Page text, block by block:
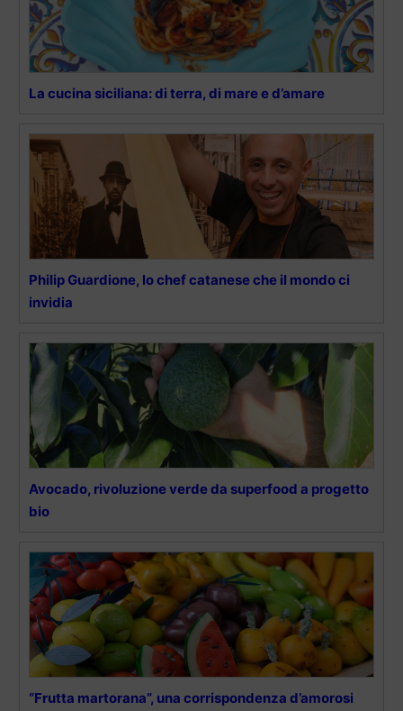
La cucina siciliana: di terra, di mare e d’amare
Philip Guardione, lo chef catanese che il mondo ci
invidia
Avocado, rivoluzione verde da superfood a progetto
bio
“Frutta martorana”, una corrispondenza d’amorosi